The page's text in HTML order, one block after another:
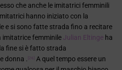
che anche le imitatrici femminili
hanno iniziato con la
e si sono fatte strada fino a recitare
imitatrice femminile Julian Eltinge ha
fine si è fatto strada
donna . [26] A quel tempo essere un